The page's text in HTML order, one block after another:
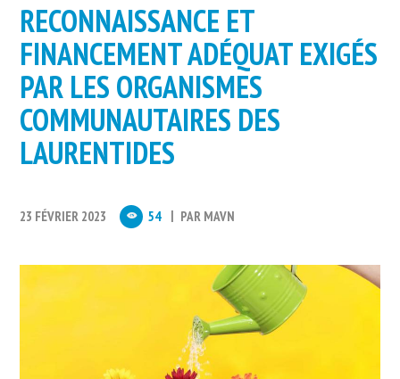
RECONNAISSANCE ET
FINANCEMENT ADÉQUAT EXIGÉS
PAR LES ORGANISMES
COMMUNAUTAIRES DES
LAURENTIDES
23 FÉVRIER 2023 54 PAR MAVN